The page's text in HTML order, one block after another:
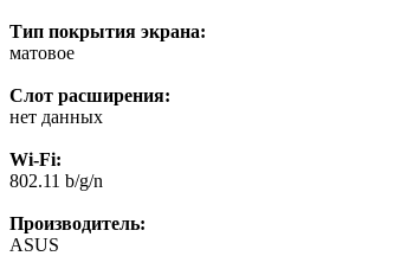
Тип покрытия экрана:
матовое
Слот расширения:
нет данных
Wi-Fi:
802.11 b/g/n
Производитель:
ASUS